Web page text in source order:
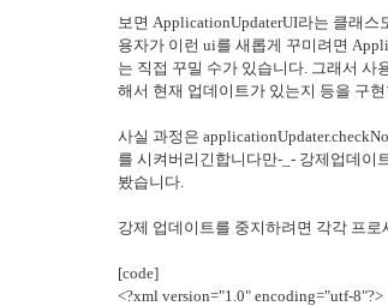
보면 ApplicationUpdaterUI라는 클래
용자가 이런 ui를 새롭게 꾸미려면
는 직접 꾸밀 수가 있습니다. 그래서 사
해서 현재 업데이트가 있는지 등을 구
사실 과정은
를 시켜버리긴합니다만-_- 강제업데이
봤습니다.
강제 업데이트를 중지하려면 각각 프
[code]
<?xml version="1.0" encoding="utf-8"?>